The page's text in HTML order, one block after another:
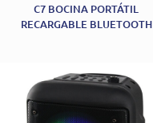
C7 BOCINA PORTÁTIL
RECARGABLE BLUETOOTH